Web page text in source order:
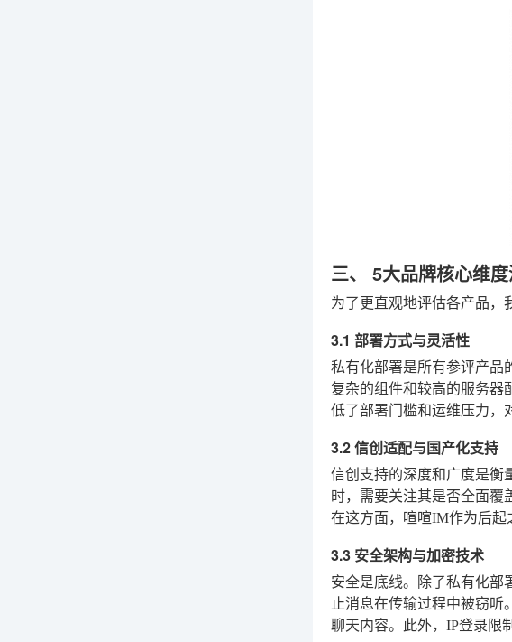
三、 5大品牌核心维
为了更直观地评估各产品，
3.1 部署方式与灵活性
私有化部署是所有参评产品
复杂的组件和较高的服务器
低了部署门槛和运维压力，
3.2 信创适配与国产化支持
信创支持的深度和广度是衡
时，需要关注其是否全面覆
在这方面，喧喧IM作为后起
3.3 安全架构与加密技术
安全是底线。除了私有化部
止消息在传输过程中被窃
聊天内容。此外，IP登录限